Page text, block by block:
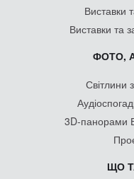
Виставки
Виставки та
ФОТО,
Світлини
3D-панорами
ЩО